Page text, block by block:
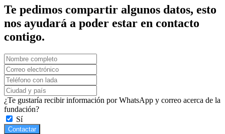
Te pedimos compartir algunos datos, esto
nos ayudará a poder estar en contacto
contigo.
¿Te gustaría recibir información por WhatsApp y correo acerca de la
fundación?
Sí
Contactar